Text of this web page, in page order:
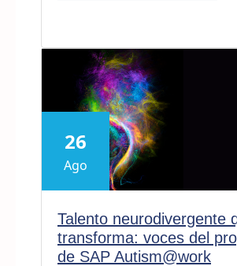
26
Ago
Talento neurodivergente
transforma: voces del
de SAP Autism@work